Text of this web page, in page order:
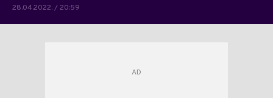
28.04.2022. / 20:59